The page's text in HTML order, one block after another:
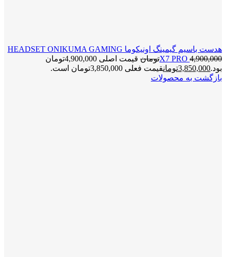
هدست باسیم گیمینگ اونیکوما HEADSET ONIKUMA GAMING
X7 PRO 4,900,000 تومان
قیمت اصلی 4,900,000تومان
بود.3,850,000تومانقیمت فعلی 3,850,000تومان است.
بازگشت به محصولات